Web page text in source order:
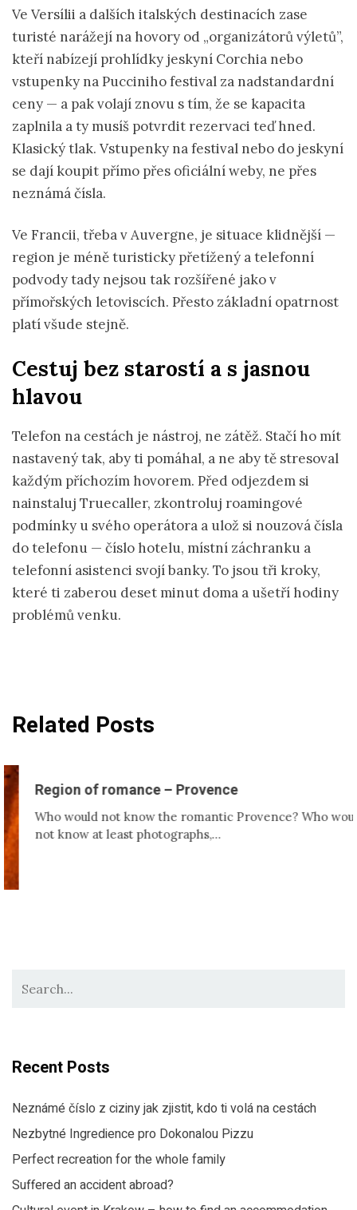
Ve Versílii a dalších italských destinacích zase
turisté narážejí na hovory od „organizátorů výletů”,
kteří nabízejí prohlídky jeskyní Corchia nebo
vstupenky na Pucciniho festival za nadstandardní
ceny — a pak volají znovu s tím, že se kapacita
zaplnila a ty musíš potvrdit rezervaci teď hned.
Klasický tlak. Vstupenky na festival nebo do jeskyní
se dají koupit přímo přes oficiální weby, ne přes
neznámá čísla.
Ve Francii, třeba v Auvergne, je situace klidnější —
region je méně turisticky přetížený a telefonní
podvody tady nejsou tak rozšířené jako v
přímořských letoviscích. Přesto základní opatrnost
platí všude stejně.
Cestuj bez starostí a s jasnou
hlavou
Telefon na cestách je nástroj, ne zátěž. Stačí ho mít
nastavený tak, aby ti pomáhal, a ne aby tě stresoval
každým příchozím hovorem. Před odjezdem si
nainstaluj Truecaller, zkontroluj roamingové
podmínky u svého operátora a ulož si nouzová čísla
do telefonu — číslo hotelu, místní záchranku a
telefonní asistenci svojí banky. To jsou tři kroky,
které ti zaberou deset minut doma a ušetří hodiny
problémů venku.
Related Posts
Region of romance – Provence
Who would not know the romantic Provence? Who would
not know at least photographs,…
Neznámé číslo z ciziny jak zjistit, kdo ti volá na cestách
Perfect recreation for the whole family
Suffered an accident abroad?
Cultural event in Krakow – how to find an accommodation,
spend the time e.t.c.?